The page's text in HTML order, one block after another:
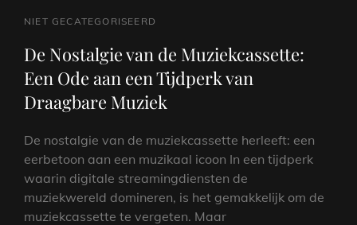
CAT
NIET GECATEGORISEERD
De Nostalgie van de Muziekcassette:
Een Ode aan een Tijdperk van
Draagbare Muziek
De nostalgie van de muziekcassette herleeft: een
eerbetoon aan een muzikaal icoon In een tijdperk
waarin digitale streamingdiensten de
muziekwereld domineren, is het gemakkelijk om de
muziekcassette te vergeten. Maar